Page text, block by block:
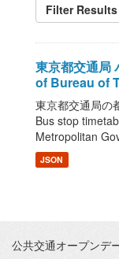
Filter Results
東京都交通局
of Bureau of
東京都交通局の
Bus stop
Metropolitan
JSON
公共交通オープンデ